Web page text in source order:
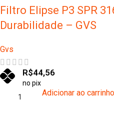
Filtro Elipse P3 SPR
Durabilidade – GVS
Gvs
R$44,56
no pix
Adicionar ao carrinho